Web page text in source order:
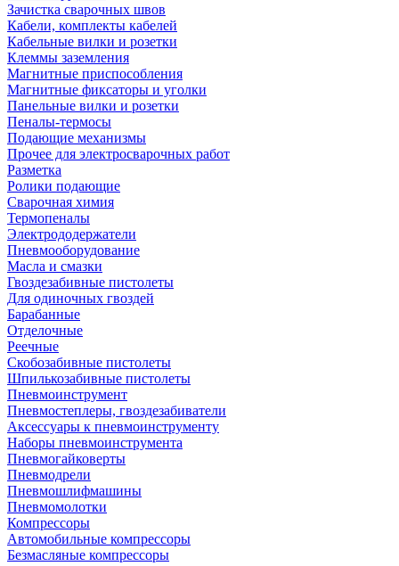
Зачистка сварочных швов
Кабели, комплекты кабелей
Кабельные вилки и розетки
Клеммы заземления
Магнитные приспособления
Магнитные фиксаторы и уголки
Панельные вилки и розетки
Пеналы-термосы
Подающие механизмы
Прочее для электросварочных работ
Разметка
Ролики подающие
Сварочная химия
Термопеналы
Электрододержатели
Пневмооборудование
Масла и смазки
Гвоздезабивные пистолеты
Для одиночных гвоздей
Барабанные
Отделочные
Реечные
Скобозабивные пистолеты
Шпилькозабивные пистолеты
Пневмоинструмент
Пневмостеплеры, гвоздезабиватели
Аксессуары к пневмоинструменту
Наборы пневмоинструмента
Пневмогайковерты
Пневмодрели
Пневмошлифмашины
Пневмомолотки
Компрессоры
Автомобильные компрессоры
Безмасляные компрессоры